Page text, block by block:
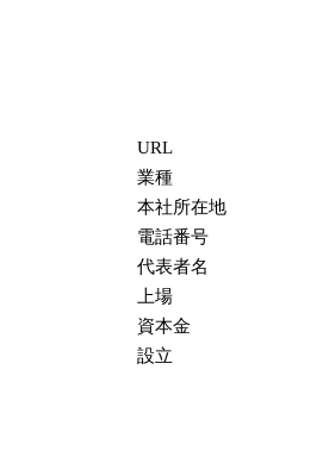
URL
業種
本社所在地
電話番号
代表者名
上場
資本金
設立